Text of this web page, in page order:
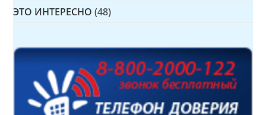
ЭТО ИНТЕРЕСНО (48)